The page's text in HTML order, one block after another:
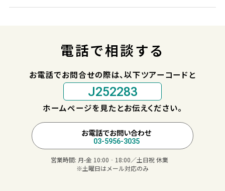
電話で相談する
お電話でお問合せの際は、以下ツアーコードと
J252283
ホームページを見たとお伝えください。
お電話でお問い合わせ
03-5956-3035
営業時間: 月-金 10:00‐18:00／土日祝 休業
※土曜日はメール対応のみ